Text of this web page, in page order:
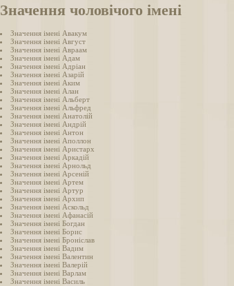
Значення чоловічого імені
Значення імені Авакум
Значення імені Август
Значення імені Авраам
Значення імені Адам
Значення імені Адріан
Значення імені Азарій
Значення імені Аким
Значення імені Алан
Значення імені Альберт
Значення імені Альфред
Значення імені Анатолій
Значення імені Андрій
Значення імені Антон
Значення імені Аполлон
Значення імені Аристарх
Значення імені Аркадій
Значення імені Арнольд
Значення імені Арсеній
Значення імені Артем
Значення імені Артур
Значення імені Архип
Значення імені Аскольд
Значення імені Афанасій
Значення імені Богдан
Значення імені Борис
Значення імені Броніслав
Значення імені Вадим
Значення імені Валентин
Значення імені Валерій
Значення імені Варлам
Значення імені Василь